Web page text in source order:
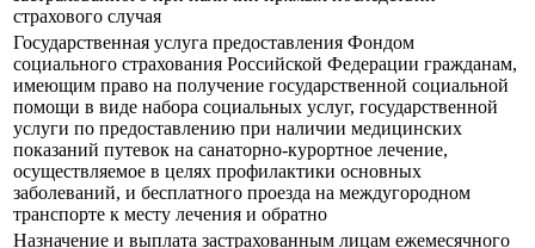
страхового случая
Государственная услуга предоставления Фондом
социального страхования Российской Федерации гражданам,
имеющим право на получение государственной социальной
помощи в виде набора социальных услуг, государственной
услуги по предоставлению при наличии медицинских
показаний путевок на санаторно-курортное лечение,
осуществляемое в целях профилактики основных
заболеваний, и бесплатного проезда на междугородном
транспорте к месту лечения и обратно
Назначение и выплата застрахованным лицам ежемесячного